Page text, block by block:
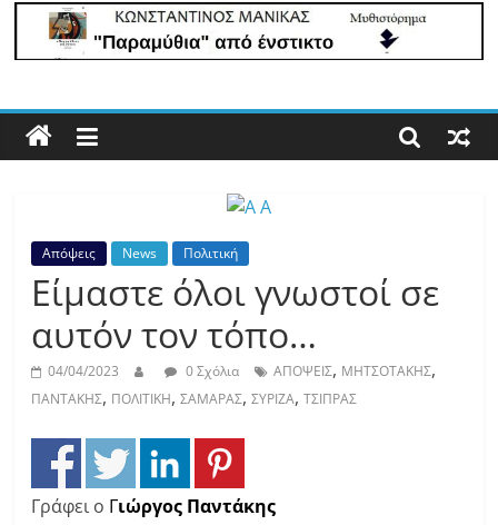
άποψη
τέλους…
Απόψεις News Πολιτική
Είμαστε όλοι γνωστοί σε
αυτόν τον τόπο…
04/04/2023 0 Σχόλια ΑΠΟΨΕΙΣ, ΜΗΤΣΟΤΑΚΗΣ,
ΠΑΝΤΑΚΗΣ, ΠΟΛΙΤΙΚΗ,ΣΑΜΑΡΑΣ,ΣΥΡΙΖΑ,ΤΣΙΠΡΑΣ
Γράφει ο Γιώργος Παντάκης